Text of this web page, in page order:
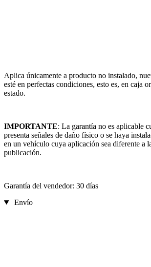
Aplica únicamente a producto no instalado,
esté en perfectas condiciones, esto es, en caja
estado.
IMPORTANTE: La garantía no es aplicable
presenta señales de daño físico o se haya
en un vehículo cuya aplicación sea diferente a
publicación.
Garantía del vendedor: 30 días
Envío